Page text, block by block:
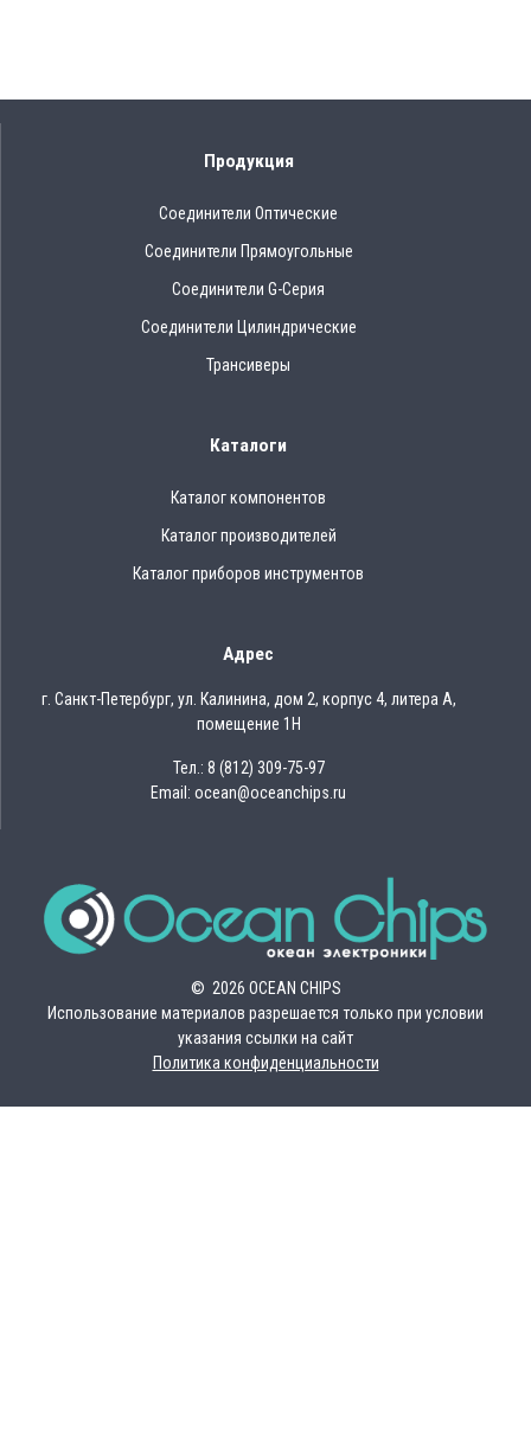
Продукция
Соединители Оптические
Соединители Прямоугольные
Соединители G-Серия
Соединители Цилиндрические
Трансиверы
Каталоги
Каталог компонентов
Каталог производителей
Каталог приборов инструментов
Адрес
г. Санкт-Петербург, ул. Калинина, дом 2, корпус 4, литера А,
помещение 1Н
Тел.: 8 (812) 309-75-97
Email: ocean@oceanchips.ru
© 2026 OCEAN CHIPS
Использование материалов разрешается только при условии
указания ссылки на сайт
Политика конфиденциальности